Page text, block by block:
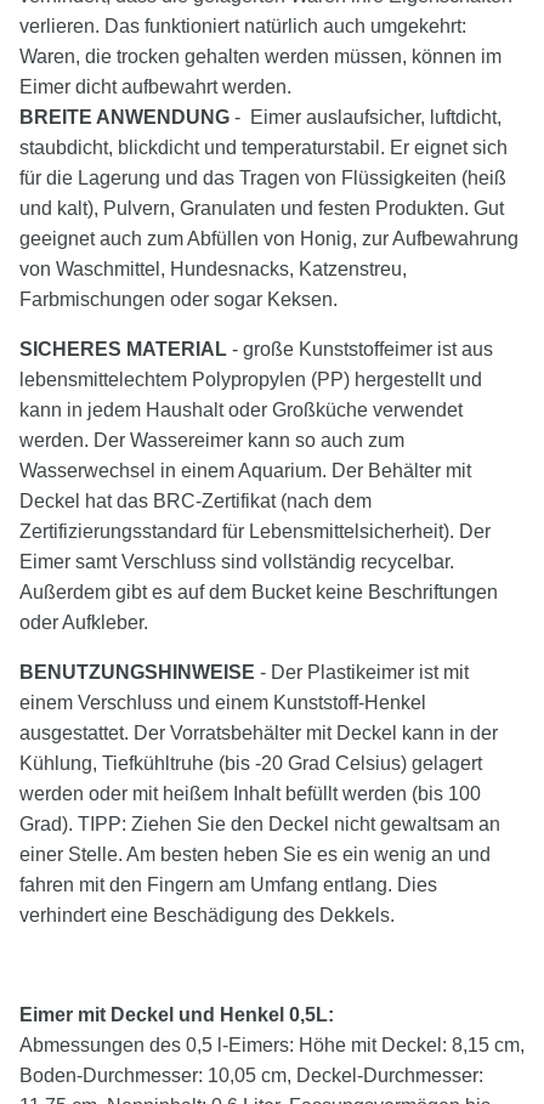
verlieren. Das funktioniert natürlich auch umgekehrt:
Waren, die trocken gehalten werden müssen, können im
Eimer dicht aufbewahrt werden.
BREITE ANWENDUNG - Eimer auslaufsicher, luftdicht,
staubdicht, blickdicht und temperaturstabil. Er eignet sich
für die Lagerung und das Tragen von Flüssigkeiten (heiß
und kalt), Pulvern, Granulaten und festen Produkten. Gut
geeignet auch zum Abfüllen von Honig, zur Aufbewahrung
von Waschmittel, Hundesnacks, Katzenstreu,
Farbmischungen oder sogar Keksen.
SICHERES MATERIAL - große Kunststoffeimer ist aus
lebensmittelechtem Polypropylen (PP) hergestellt und
kann in jedem Haushalt oder Großküche verwendet
werden. Der Wassereimer kann so auch zum
Wasserwechsel in einem Aquarium. Der Behälter mit
Deckel hat das BRC-Zertifikat (nach dem
Zertifizierungsstandard für Lebensmittelsicherheit). Der
Eimer samt Verschluss sind vollständig recycelbar.
Außerdem gibt es auf dem Bucket keine Beschriftungen
oder Aufkleber.
BENUTZUNGSHINWEISE - Der Plastikeimer ist mit
einem Verschluss und einem Kunststoff-Henkel
ausgestattet. Der Vorratsbehälter mit Deckel kann in der
Kühlung, Tiefkühltruhe (bis -20 Grad Celsius) gelagert
werden oder mit heißem Inhalt befüllt werden (bis 100
Grad). TIPP: Ziehen Sie den Deckel nicht gewaltsam an
einer Stelle. Am besten heben Sie es ein wenig an und
fahren mit den Fingern am Umfang entlang. Dies
verhindert eine Beschädigung des Dekkels.
Eimer mit Deckel und Henkel 0,5L:
Abmessungen des 0,5 l-Eimers: Höhe mit Deckel: 8,15 cm,
Boden-Durchmesser: 10,05 cm, Deckel-Durchmesser: